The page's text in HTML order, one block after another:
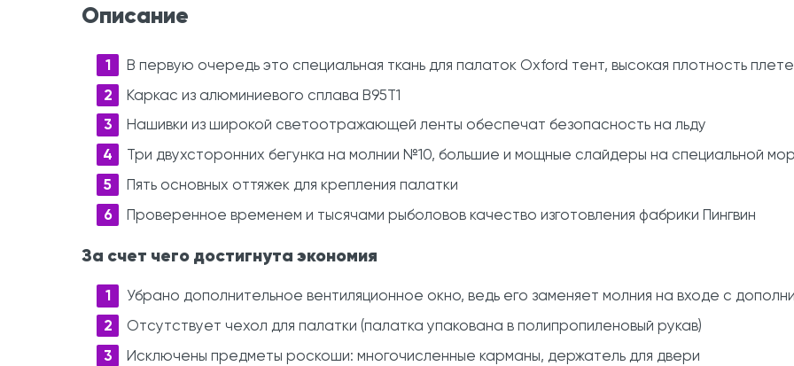
Описание
В первую очередь это специальная ткань для палаток Oxford тент, высокая плотность
Каркас из алюминиевого сплава В95Т1
Нашивки из широкой светоотражающей ленты обеспечат безопасность на льду
Три двухсторонних бегунка на молнии №10, большие и мощные слайдеры на специальной
Пять основных оттяжек для крепления палатки
Проверенное временем и тысячами рыболовов качество изготовления фабрики Пингвин
За счет чего достигнута экономия
Убрано дополнительное вентиляционное окно, ведь его заменяет молния на входе с
Отсутствует чехол для палатки (палатка упакована в полипропиленовый рукав)
Исключены предметы роскоши: многочисленные карманы, держатель для двери